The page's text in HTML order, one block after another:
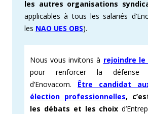
les autres organisations
applicables à tous les salariés
les NAO UES OBS).
Nous vous invitons à rejoindre
pour renforcer la défense
d’Enovacom. Être candidat
élection professionnelles,
les débats et les choix